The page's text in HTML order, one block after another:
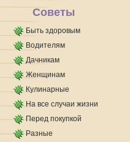
Советы
Быть здоровым
Водителям
Дачникам
Женщинам
Кулинарные
На все случаи жизни
Перед покупкой
Разные